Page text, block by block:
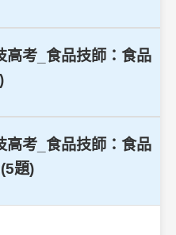
高考_食品技師：食品
高考_食品技師：食品
題)